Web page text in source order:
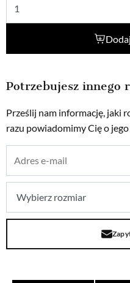
Potrzebujesz innego
Prześlij nam informację, jaki
razu powiadomimy Cię o